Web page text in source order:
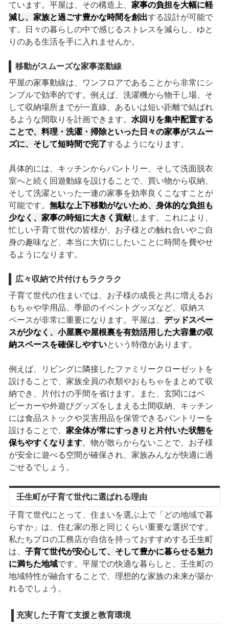
ています。平屋は、その構造上、 家事の負担を大幅に軽
減し、家族と過ごす豊かな時間を創出する設計が可能で
す。日々の暮らしの中で感じるストレスを減らし、ゆと
りのある生活を手に入れませんか。
移動がスムーズな家事楽動線
平屋の家事動線は、ワンフロアであることから非常にシ
ンプルで効率的です。例えば、洗濯機から物干し場、そ
して収納場所までが一直線、あるいは短い距離で結ばれ
るような間取りを計画できます。 水回りを集中配置する
ことで、料理・洗濯・掃除といった日々の家事がスムー
ズに、そして短時間で完了するようになります。
具体的には、キッチンからパントリー、そして洗面脱衣
室へと続く回遊動線を設けることで、買い物から収納、
そして洗濯といった一連の家事を効率良くこなすことが
可能です。 無駄な上下移動がないため、身体的な負担も
少なく、家事の時短に大きく貢献します。これにより、
忙しい子育て世代の皆様が、お子様との触れ合いやご自
身の趣味など、本当に大切にしたいことに時間を費やせ
るようになります。
広々収納で片付けもラクラク
子育て世代の住まいでは、お子様の成長と共に増えるお
もちゃや学用品、季節のイベントグッズなど、収納ス
ペースが非常に重要になります。平屋は、 デッドスペー
スが少なく、小屋裏や屋根裏を有効活用した大容量の収
納スペースを確保しやすいという特徴があります。
例えば、リビングに隣接したファミリークローゼットを
設けることで、家族全員の衣類やおもちゃをまとめて収
納でき、片付けの手間を省けます。また、玄関にはベ
ビーカーや外遊びグッズをしまえる土間収納、キッチン
には食品ストックや災害用品を保管できるパントリーを
設けることで、 家全体が常にすっきりと片付いた状態を
保ちやすくなります。物が散らからないことで、お子様
が安全に遊べる空間が確保され、家族みんなが快適に過
ごせるでしょう。
壬生町が子育て世代に選ばれる理由
子育て世代にとって、住まいを選ぶ上で「どの地域で暮
らすか」は、住む家の形と同じくらい重要な選択です。
私たちプロの工務店が自信を持っておすすめする壬生町
は、 子育て世代が安心して、そして豊かに暮らせる魅力
に満ちた地域です。平屋での快適な暮らしと、壬生町の
地域特性が融合することで、理想的な家族の未来が築か
れるでしょう。
充実した子育て支援と教育環境